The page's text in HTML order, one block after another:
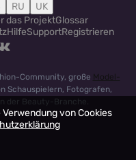
RU
UK
das ProjektGlossar
HilfeSupportRegistrieren
Community, große Model-
Schauspielern, Fotografen,
der Beauty-Branche.
von Cookies